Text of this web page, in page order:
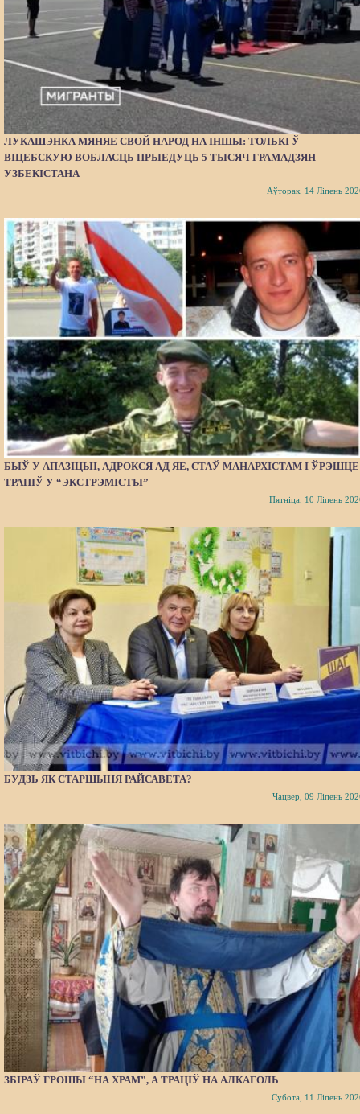
ЛУКАШЭНКА МЯНЯЕ СВОЙ НАРОД НА ІНШЫ: ТОЛЬКІ Ў
ВІЦЕБСКУЮ ВОБЛАСЦЬ ПРЫЕДУЦЬ 5 ТЫСЯЧ ГРАМАДЗЯН
УЗБЕКІСТАНА
Аўторак, 14 Ліпень
БЫЎ У АПАЗІЦЫІ, АДРОКСЯ АД ЯЕ, СТАЎ МАНАРХІСТАМ І ЎРЭШЦЕ
ТРАПІЎ У “ЭКСТРЭМІСТЫ”
Пятніца, 10 Ліпень
БУДЗЬ ЯК СТАРШЫНЯ РАЙСАВЕТА?
Чацвер, 09 Ліпень
ЗБІРАЎ ГРОШЫ “НА ХРАМ”, А ТРАЦІЎ НА АЛКАГОЛЬ
Субота, 11 Ліпень